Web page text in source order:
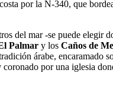
por la N-340, que
del mar -se puede elegir
Palmar y los Caños de
árabe, encaramado
por una iglesia